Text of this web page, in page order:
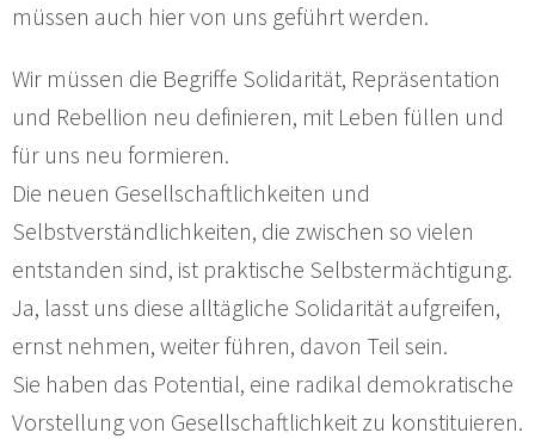
müssen auch hier von uns geführt werden.
Wir müssen die Begriffe Solidarität, Repräsentation
und Rebellion neu definieren, mit Leben füllen und
für uns neu formieren.
Die neuen Gesellschaftlichkeiten und
Selbstverständlichkeiten, die zwischen so vielen
entstanden sind, ist praktische Selbstermächtigung.
Ja, lasst uns diese alltägliche Solidarität aufgreifen,
ernst nehmen, weiter führen, davon Teil sein.
Sie haben das Potential, eine radikal demokratische
Vorstellung von Gesellschaftlichkeit zu konstituieren.